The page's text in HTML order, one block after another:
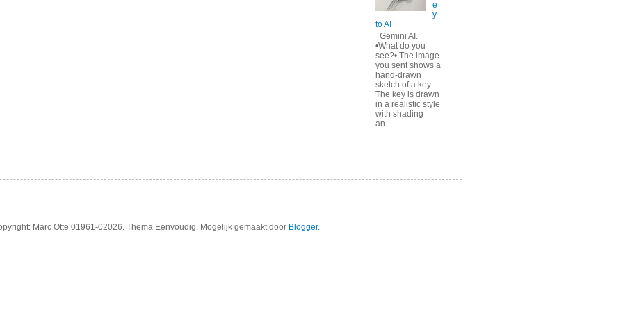
e
y
to AI
Gemini AI.
•What do you
see?• The image
you sent shows a
hand-drawn
sketch of a key.
The key is drawn
in a realistic style
with shading
an...
Marc Otte 01961-02026. Thema Eenvoudig. Mogelijk gemaakt door Blogger.